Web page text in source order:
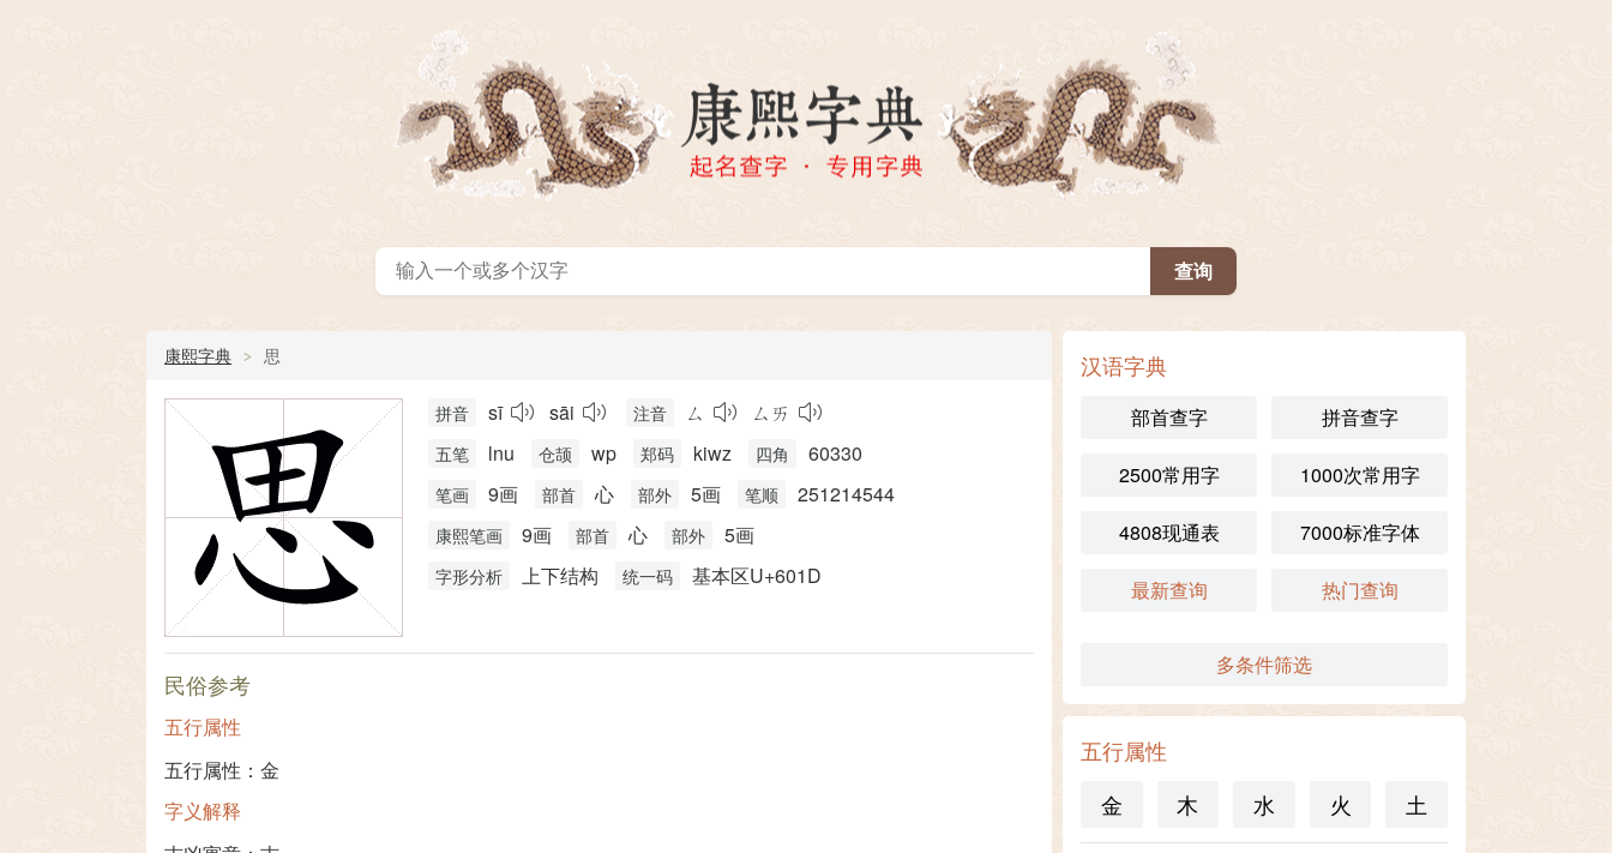
康熙字典 思
拼音 sī sāi 注音 ㄙ ㄙㄞ
五笔 lnu 仓颉 wp 郑码 kiwz 四角 60330
笔画 9画 部首 心 部外 5画 笔顺 251214544
康熙笔画 9画 部首 心 部外 5画
字形分析 上下结构 统一码 基本区U+601D
民俗参考
五行属性
五行属性：金
字义解释
汉语字典
部首查字 拼音查字
2500常用字 1000次常用字
4808现通表 7000标准字体
最新查询 热门查询
多条件筛选
五行属性
金
木 水 火 土